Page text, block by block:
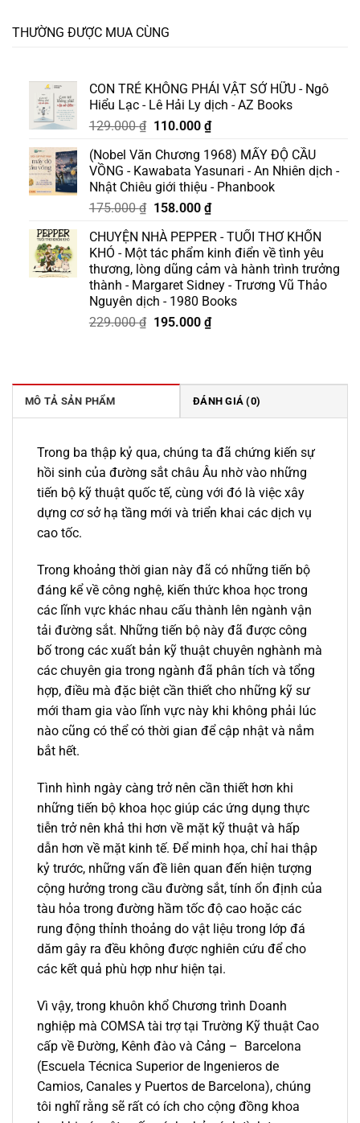
THƯỜNG ĐƯỢC MUA CÙNG
CON TRẺ KHÔNG PHẢI VẬT SỞ HỮU - Ngô
Hiểu Lạc - Lê Hải Ly dịch - AZ Books
129.000₫ Giá
là:
129.000 ₫.
110.000 ₫Giá
tại
là:
110.000 ₫.
(Nobel Văn Chương 1968) MẤY ĐỘ CẦU
VỒNG - Kawabata Yasunari - An Nhiên dịch -
Nhật Chiêu giới thiệu - Phanbook
175.000₫ Giá
là:
175.000 ₫.
158.000 ₫Giá
tại
là:
158.000 ₫.
CHUYỆN NHÀ PEPPER - TUỔI THƠ KHỐN
KHÓ - Một tác phẩm kinh điển về tình yêu
thương, lòng dũng cảm và hành trình trưởng
thành - Margaret Sidney - Trương Vũ Thảo
Nguyên dịch - 1980 Books
229.000₫ Giá
195.000 ₫Giá
195.000 ₫.
MÔ TẢ SẢN PHẨM ĐÁNH GIÁ (0)
Trong ba thập kỷ qua, chúng ta đã chứng kiến sự
hồi sinh của đường sắt châu Âu nhờ vào những
tiến bộ kỹ thuật quốc tế, cùng với đó là việc xây
dựng cơ sở hạ tầng mới và triển khai các dịch vụ
cao tốc.
Trong khoảng thời gian này đã có những tiến bộ
đáng kể về công nghệ, kiến thức khoa học trong
các lĩnh vực khác nhau cấu thành lên ngành vận
tải đường sắt. Những tiến bộ này đã được công
bố trong các xuất bản kỹ thuật chuyên nghành mà
các chuyên gia trong ngành đã phân tích và tổng
hợp, điều mà đặc biệt cần thiết cho những kỹ sư
mới tham gia vào lĩnh vực này khi không phải lúc
nào cũng có thể có thời gian để cập nhật và nắm
bắt hết.
Tình hình ngày càng trở nên cần thiết hơn khi
những tiến bộ khoa học giúp các ứng dụng thực
tiễn trở nên khả thi hơn về mặt kỹ thuật và hấp
dẫn hơn về mặt kinh tế. Để minh họa, chỉ hai thập
kỷ trước, những vấn đề liên quan đến hiện tượng
cộng hưởng trong cầu đường sắt, tính ổn định của
tàu hỏa trong đường hầm tốc độ cao hoặc các
rung động thỉnh thoảng do vật liệu trong lớp đá
dăm gây ra đều không được nghiên cứu để cho
các kết quả phù hợp như hiện tại.
Vì vậy, trong khuôn khổ Chương trình Doanh
nghiệp mà COMSA tài trợ tại Trường Kỹ thuật Cao
cấp về Đường, Kênh đào và Cảng – Barcelona
(Escuela Técnica Superior de Ingenieros de
Camios, Canales y Puertos de Barcelona), chúng
tôi nghĩ rằng sẽ rất có ích cho cộng đồng khoa